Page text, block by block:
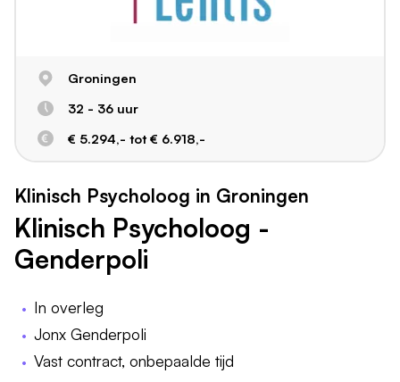
Groningen
32 - 36 uur
€ 5.294,- tot € 6.918,-
Klinisch Psycholoog in Groningen
Klinisch Psycholoog -
Genderpoli
In overleg
Jonx Genderpoli
Vast contract, onbepaalde tijd